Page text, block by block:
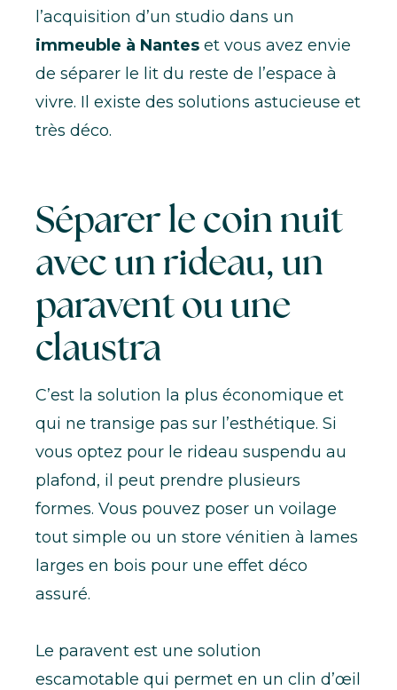
l’acquisition d’un studio dans un
immeuble à Nantes et vous avez envie
de séparer le lit du reste de l’espace à
vivre. Il existe des solutions astucieuse et
très déco.
Séparer le coin nuit
avec un rideau, un
paravent ou une
claustra
C’est la solution la plus économique et
qui ne transige pas sur l’esthétique. Si
vous optez pour le rideau suspendu au
plafond, il peut prendre plusieurs
formes. Vous pouvez poser un voilage
tout simple ou un store vénitien à lames
larges en bois pour une effet déco
assuré.
Le paravent est une solution
escamotable qui permet en un clin d’œil